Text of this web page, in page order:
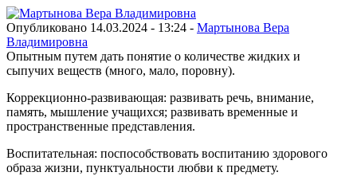
Опубликовано 14.03.2024 - 13:24 - Мартынова Вера
Владимировна
Опытным путем дать понятие о количестве жидких и
сыпучих веществ (много, мало, поровну).
Коррекционно-развивающая: развивать речь, внимание,
память, мышление учащихся; развивать временные и
пространственные представления.
Воспитательная: поспособствовать воспитанию здорового
образа жизни, пунктуальности любви к предмету.